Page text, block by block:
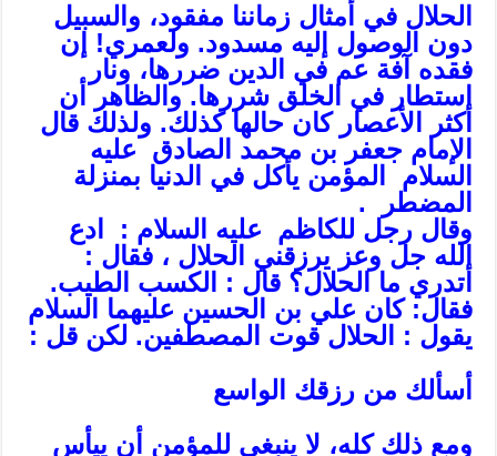
الحلال في أمثال زماننا مفقود، والسبيل
دون الوصول إليه مسدود. ولعمري! إن
فقده آفة عم في الدين ضررها، ونار
استطار في الخلق شررها. والظاهر أن
أكثر الأعصار كان حالها كذلك. ولذلك قال
الإمام جعفر بن محمد الصادق عليه
السلام المؤمن يأكل في الدنيا بمنزلة
المضطر .
وقال رجل للكاظم عليه السلام : ادع
الله جل وعز يرزقني الحلال ، فقال :
أتدري ما الحلال؟ قال : الكسب الطيب.
فقال: كان علي بن الحسين عليهما السلام
يقول : الحلال قوت المصطفين. لكن قل :
أسألك من رزقك الواسع
ومع ذلك كله، لا ينبغي للمؤمن أن ييأس